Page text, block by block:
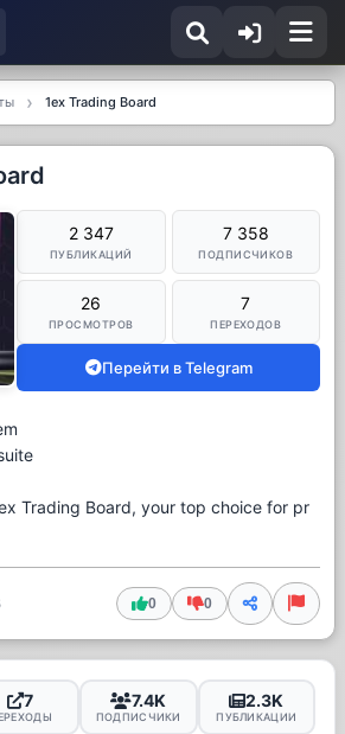
1ex Trading Board
2 347
ПУБЛИКАЦИЙ
7 358
ПОДПИСЧИКОВ
26
ПРОСМОТРОВ
7
ПЕРЕХОДОВ
Перейти в Telegram
Trading Board, your top choice for pr
0 0
7 7.4K
ПОДПИСЧИКИ
2.3K
ПУБЛИКАЦИИ